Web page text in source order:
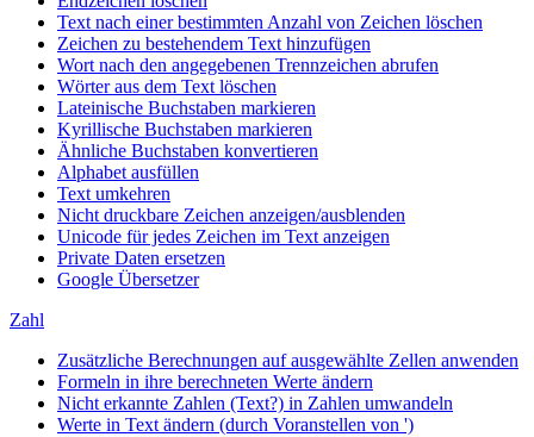
Text nach einer bestimmten Anzahl von Zeichen löschen
Zeichen zu bestehendem Text hinzufügen
Wort nach den angegebenen Trennzeichen abrufen
Wörter aus dem Text löschen
Lateinische Buchstaben markieren
Kyrillische Buchstaben markieren
Ähnliche Buchstaben konvertieren
Alphabet ausfüllen
Text umkehren
Nicht druckbare Zeichen anzeigen/ausblenden
Unicode für jedes Zeichen im Text anzeigen
Private Daten ersetzen
Google Übersetzer
Zahl
Zusätzliche Berechnungen auf ausgewählte Zellen anwenden
Formeln in ihre berechneten Werte ändern
Nicht erkannte Zahlen (Text?) in Zahlen umwandeln
Werte in Text ändern (durch Voranstellen von ')